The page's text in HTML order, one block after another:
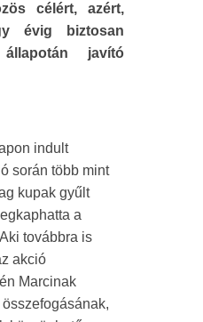
célért, azért,
évig biztosan
javító
indult
során több mint
kupak gyűlt
a
továbbra is
akció
Marcinak